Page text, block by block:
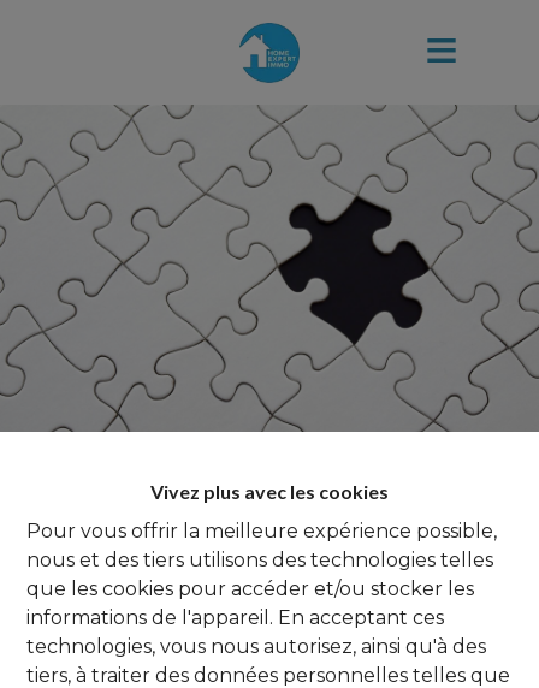
Vivez plus avec les cookies
Pour vous offrir la meilleure expérience possible,
nous et des tiers utilisons des technologies telles
que les cookies pour accéder et/ou stocker les
informations de l'appareil. En acceptant ces
technologies, vous nous autorisez, ainsi qu'à des
tiers, à traiter des données personnelles telles que
Oups, cette page n'existe plus